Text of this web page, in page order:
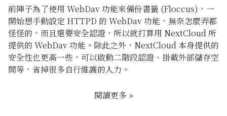
前陣子為了使用 WebDav 功能來備份書籤 (Floccus)，一
開始想手動設定 HTTPD 的 WebDav 功能，無奈怎麼弄都
怪怪的，而且還要安全認證，所以就打算用 NextCloud 所
提供的 WebDav 功能。除此之外，NextCloud 本身提供的
安全性也更高一些，可以啟動二階段認證、掛載外部儲存空
間等，省掉很多自行維護的人力。
閱讀更多 »